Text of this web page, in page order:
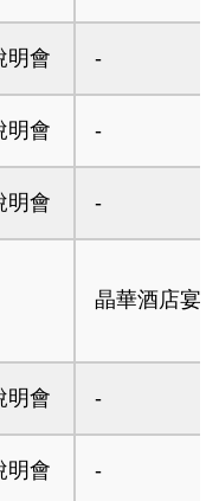
明會 -
明會 -
明會 -
晶華酒店宴
明會 -
明會 -